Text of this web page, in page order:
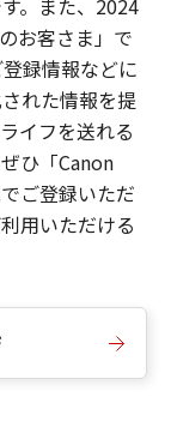
。また、2024
お客さま」で
録情報などに
れた情報を提
イフを送れる
ひ「Canon
ご登録いただ
用いただける